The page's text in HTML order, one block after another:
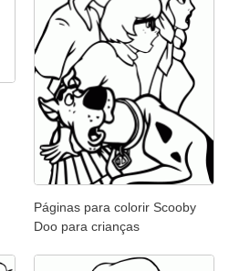
Páginas para colorir Scooby
Doo para crianças